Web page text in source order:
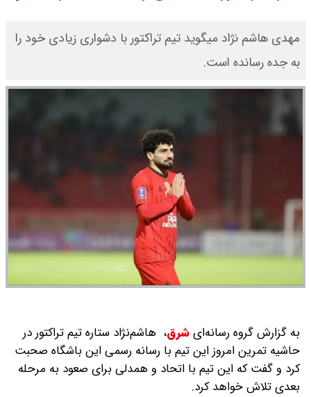
رهبر انقلاب با مسعود پزشکیان دیدار
کرد / درباره مشکلات کشور و تعامل
اقتصادی با طرفهای خارجی گفتگو شد
مهدی هاشم نژاد میگوید تیم تراکتور با دشواری زیادی خود را
به جده رسانده است.
به گزارش گروه رسانه‌ایشرق، هاشم‌نژاد ستاره تیم تراکتور در
حاشیه تمرین امروز این تیم با رسانه رسمی این باشگاه صحبت
کرد و گفت که این تیم با اتحاد و همدلی برای صعود به مرحله
بعدی تلاش خواهد کرد.